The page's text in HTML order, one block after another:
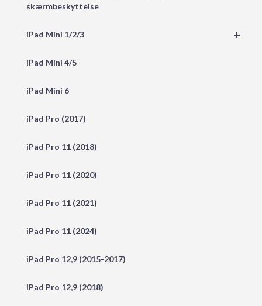
skærmbeskyttelse
+
iPad Mini 1/2/3
iPad Mini 4/5
iPad Mini 6
iPad Pro (2017)
iPad Pro 11 (2018)
iPad Pro 11 (2020)
iPad Pro 11 (2021)
iPad Pro 11 (2024)
iPad Pro 12,9 (2015-2017)
iPad Pro 12,9 (2018)